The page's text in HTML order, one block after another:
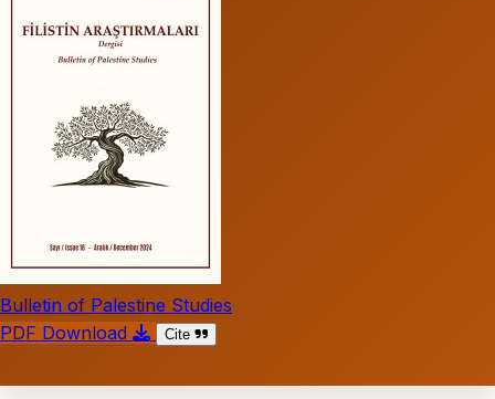
Bulletin of Palestine Studies
PDF Download
Cite